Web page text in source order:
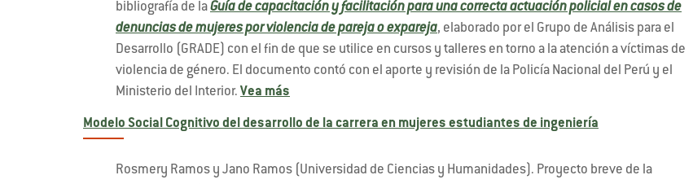
bibliografía de laGuía de capacitación y facilitación para una correcta actuación policial en casos de
denuncias de mujeres por violencia de pareja o expareja, elaborado por el Grupo de Análisis para el
Desarrollo (GRADE) con el fin de que se utilice en cursos y talleres en torno a la atención a víctimas de
violencia de género. El documento contó con el aporte y revisión de la Policía Nacional del Perú y el
Ministerio del Interior. Vea más
Modelo Social Cognitivo del desarrollo de la carrera en mujeres estudiantes de ingeniería
Rosmery Ramos y Jano Ramos (Universidad de Ciencias y Humanidades). Proyecto breve de la